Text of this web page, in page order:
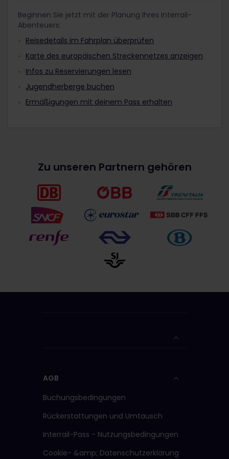
Beginnen Sie jetzt mit der Planung Ihres Interrail-
Abenteuers:
Reisedetails im Fahrplan überprüfen
Karte des europäischen Streckennetzes anzeigen
Infos zu Reservierungen lesen
Jugendherberge buchen
Ermäßigungen mit deinem Pass erhalten
Zu unseren Partnern gehören
AGB
Buchungsbedingungen
Rückerstattungen und Umtausch
Interrail-Pass - Nutzungsbedingungen
Cookie- &amp; Datenschutzerklärung